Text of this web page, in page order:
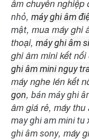
âm chuyên
nhỏ,máy ghi âm
mật, mua máy ghi
thoại,máy ghi âm
ghi âm mini kết
ghi âm mini ngụy
máy nghe lén kết
gọn,bán máy ghi
âm giá rẻ, máy
may ghi am mini tu
ghi âm sony, máy